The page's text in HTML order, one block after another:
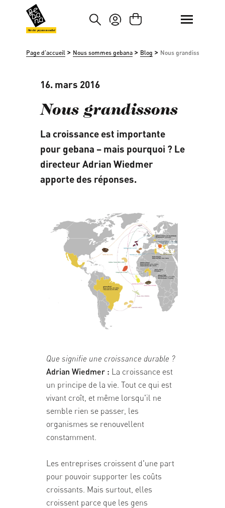
au contenu principal
Passer à la recherche
Marché paysan mondial
Page d'accueil > Nous sommes gebana > Blog > Nous grandissons
16. mars 2016
Nous grandissons
La croissance est importante
pour gebana – mais pourquoi ? Le
directeur Adrian Wiedmer
apporte des réponses.
Que signifie une croissance durable ?
Adrian Wiedmer : La croissance est
un principe de la vie. Tout ce qui est
vivant croît, et même lorsqu'il ne
semble rien se passer, les
organismes se renouvellent
constamment.
Les entreprises croissent d'une part
pour pouvoir supporter les coûts
croissants. Mais surtout, elles
croissent parce que les gens